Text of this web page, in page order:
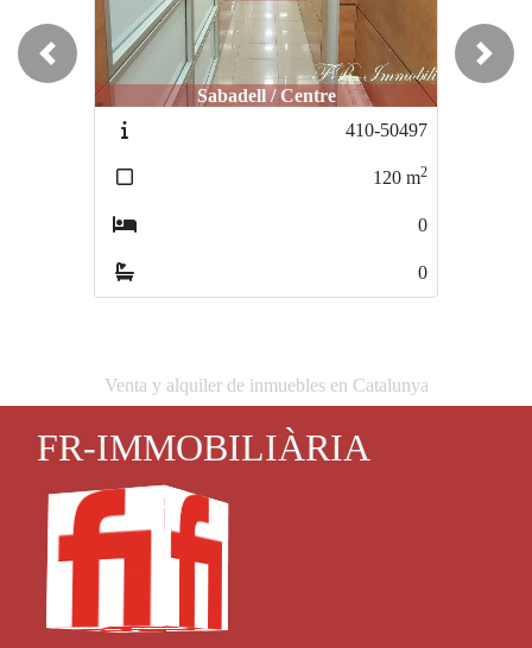
Sabadell / Centre
410-50497
Sabadell / Can Rull
736-50817-V
Previous Next
Venta y alquiler de inmuebles en Catalunya
FR-IMMOBILIÀRIA